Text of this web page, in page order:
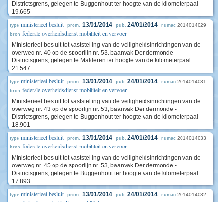
Districtsgrens, gelegen te Buggenhout ter hoogte van de kilometerpaal
19.665
type ministerieel besluit prom. 13/01/2014 pub. 24/01/2014 numac 2014014029
bron federale overheidsdienst mobiliteit en vervoer
Ministerieel besluit tot vaststelling van de veiligheidsinrichtingen van de
overweg nr. 40 op de spoorlijn nr. 53, baanvak Dendermonde -
Districtsgrens, gelegen te Malderen ter hoogte van de kilometerpaal
21.547
type ministerieel besluit prom. 13/01/2014 pub. 24/01/2014 numac 2014014031
bron federale overheidsdienst mobiliteit en vervoer
Ministerieel besluit tot vaststelling van de veiligheidsinrichtingen van de
overweg nr. 43 op de spoorlijn nr. 53, baanvak Dendermonde -
Districtsgrens, gelegen te Buggenhout ter hoogte van de kilometerpaal
18.901
type ministerieel besluit prom. 13/01/2014 pub. 24/01/2014 numac 2014014033
bron federale overheidsdienst mobiliteit en vervoer
Ministerieel besluit tot vaststelling van de veiligheidsinrichtingen van de
overweg nr. 45 op de spoorlijn nr. 53, baanvak Dendermonde -
Districtsgrens, gelegen te Buggenhout ter hoogte van de kilometerpaal
17.893
type ministerieel besluit prom. 13/01/2014 pub. 24/01/2014 numac 2014014032